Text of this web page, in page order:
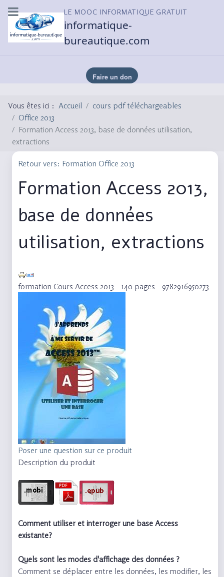
LE MOOC INFORMATIQUE GRATUIT
informatique-
bureautique.com
Vous êtes ici : Accueil
cours pdf téléchargeables
Office 2013
Formation Access 2013, base de données utilisation,
extractions
Retour vers: Formation Office 2013
Formation Access 2013,
base de données
utilisation, extractions
formation Cours Access 2013 - 140 pages - 9782916950273
Poser une question sur ce produit
Description du produit
Comment utiliser et interroger une base Access
existante?
Quels sont les modes d'affichage des données ?
Comment se déplacer entre les données, les modifier, les